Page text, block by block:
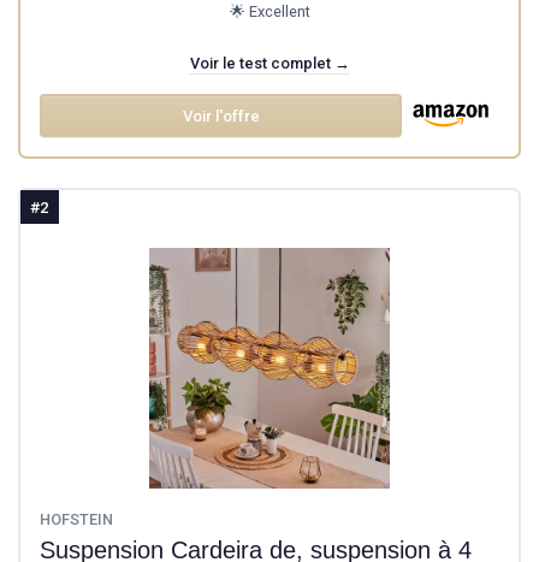
🌟 Excellent
Voir le test complet →
Voir l'offre
#2
HOFSTEIN
Suspension Cardeira de, suspension à 4